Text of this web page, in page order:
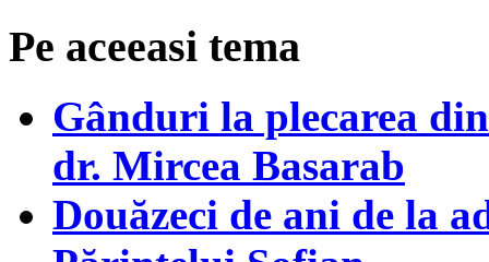
Pe aceeasi tema
Gânduri la plecarea
dr. Mircea Basarab
Douăzeci de ani de la